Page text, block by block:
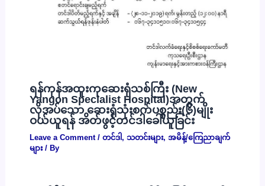
ရန်ကုန်အထူးကုဆေးရုံသစ်ကြီး (New
Yangon Specialist Hospital)အတွက်
လိုအပ်သော ဆေးရုံသုံးစက်ပစ္စည်း(၆)မျိုး
ဝယ်ယူရန် အိတ်ဖွင့်တင်ဒါခေါ်ယူခြင်း
Leave a Comment / တင်ဒါ , သတင်းများ, အမိန့်/ကြေညာချက်
များ/ By